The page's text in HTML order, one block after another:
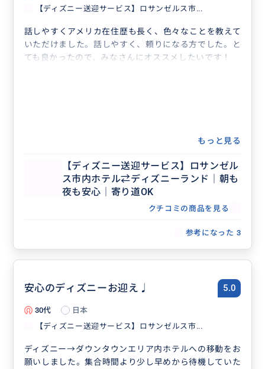
【ディズニー送迎サービス】ロサンゼルス市...
話しやすくアメリカ在住歴も長く、色々なことを教えて
いただけました。話しやすく、頼りになる方でした。と
ても良かったので、みなさんにオススメしたいです！
もっと見る
【ディズニー送迎サービス】ロサンゼル
ス市内ホテル⇄ディズニーランド｜朝も
夜も安心｜寄り道OK
クチコミの商品を見る
参考になった 3
安心のディズニーお迎え♩ 5.0
30代
日本
【ディズニー送迎サービス】ロサンゼルス市...
ディズニー→ダウンタウンエリア内ホテルへの移動をお
願いしました。集合時間より少し早めから待機していた